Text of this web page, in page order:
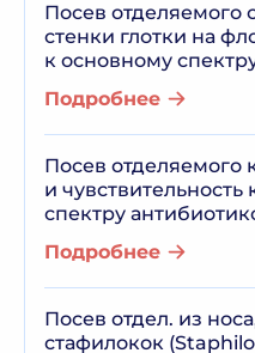
Посев отделяемого
стенки глотки на
к основному
Подробнее
Посев
и
спектру
Подробнее
Посев отдел. из
стафилокок